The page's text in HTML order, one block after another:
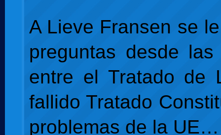
A Lieve Fransen se
preguntas desde las
entre el Tratado de
fallido Tratado
problemas de la UE…